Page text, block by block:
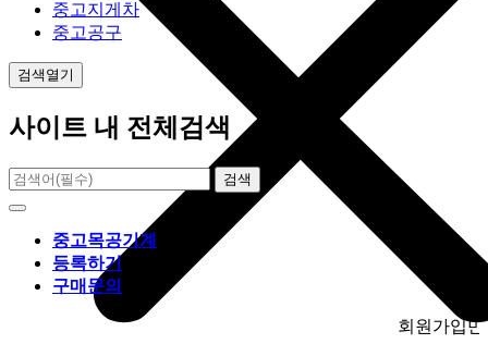
중고지게차
중고공구
검색열기
사이트 내 전체검색
검색
중고목공기계
등록하기
구매문의
회원가입만 하시